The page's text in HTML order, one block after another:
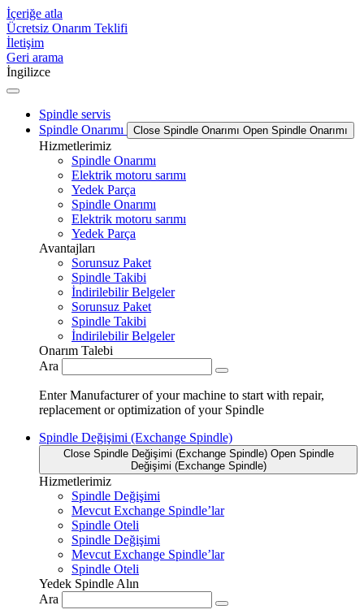
İçeriğe atla
Ücretsiz Onarım Teklifi
İletişim
Geri arama
İngilizce
Spindle servis
Spindle Onarımı
Close Spindle Onarımı Open Spindle Onarımı
Hizmetlerimiz
Spindle Onarımı
Elektrik motoru sarımı
Yedek Parça
Spindle Onarımı
Elektrik motoru sarımı
Yedek Parça
Avantajları
Sorunsuz Paket
Spindle Takibi
İndirilebilir Belgeler
Sorunsuz Paket
Spindle Takibi
İndirilebilir Belgeler
Onarım Talebi
Ara
Enter Manufacturer of your machine to start with repair,
replacement or optimization of your Spindle
Spindle Değişimi (Exchange Spindle)
Close Spindle Değişimi (Exchange Spindle) Open Spindle
Değişimi (Exchange Spindle)
Hizmetlerimiz
Spindle Değişimi
Mevcut Exchange Spindle’lar
Spindle Oteli
Spindle Değişimi
Mevcut Exchange Spindle’lar
Spindle Oteli
Yedek Spindle Alın
Ara